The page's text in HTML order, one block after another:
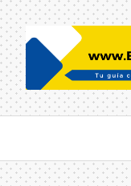
Saltar
al
contenido